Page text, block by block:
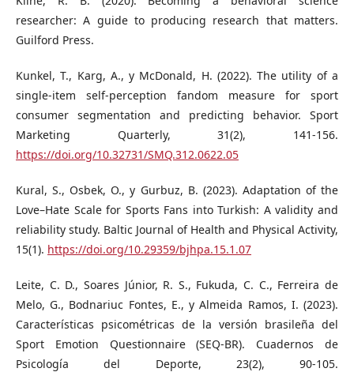
researcher: A guide to producing research that matters.
Guilford Press.
Kunkel, T., Karg, A., y McDonald, H. (2022). The utility of a
single-item self-perception fandom measure for sport
consumer segmentation and predicting behavior. Sport
Marketing Quarterly, 31(2), 141-156.
https://doi.org/10.32731/SMQ.312.0622.05
Kural, S., Osbek, O., y Gurbuz, B. (2023). Adaptation of the
Love–Hate Scale for Sports Fans into Turkish: A validity and
reliability study. Baltic Journal of Health and Physical Activity,
15(1). https://doi.org/10.29359/bjhpa.15.1.07
Leite, C. D., Soares Júnior, R. S., Fukuda, C. C., Ferreira de
Melo, G., Bodnariuc Fontes, E., y Almeida Ramos, I. (2023).
Características psicométricas de la versión brasileña del
Sport Emotion Questionnaire (SEQ-BR). Cuadernos de
Psicología del Deporte, 23(2), 90-105.